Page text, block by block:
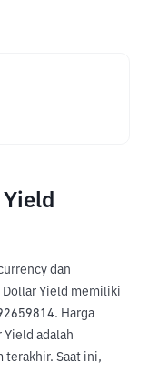
dan
Dollar Yield memiliki
Harga
Yield adalah
terakhir. Saat ini,